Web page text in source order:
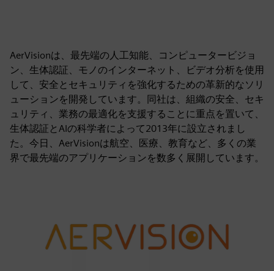
AerVisionは、最先端の人工知能、コンピュータービジョ
ン、生体認証、モノのインターネット、ビデオ分析を使用
して、安全とセキュリティを強化するための革新的なソリ
ューションを開発しています。同社は、組織の安全、セキ
ュリティ、業務の最適化を支援することに重点を置いて、
生体認証とAIの科学者によって2013年に設立されまし
た。今日、AerVisionは航空、医療、教育など、多くの業
界で最先端のアプリケーションを数多く展開しています。